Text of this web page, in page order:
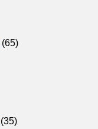
(65)
(35)